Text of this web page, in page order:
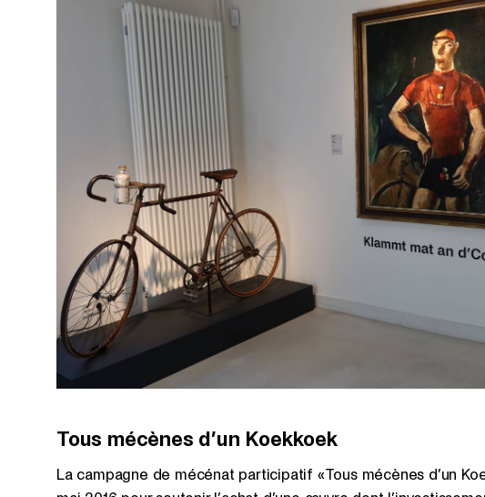
Tous mécènes d’un Koekkoek
La campagne de mécénat participatif «Tous mécènes d’un